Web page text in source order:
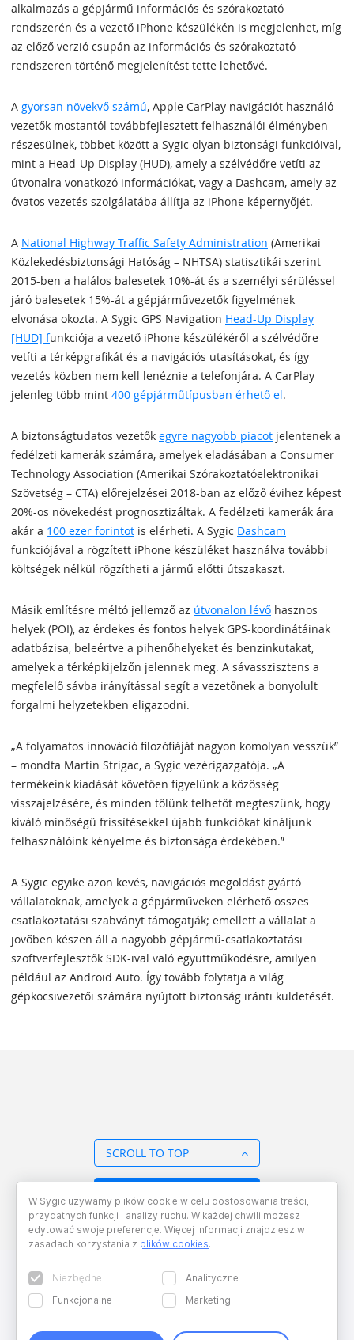
alkalmazás a gépjármű információs és szórakoztató
rendszerén és a vezető iPhone készülékén is megjelenhet, míg
az előző verzió csupán az információs és szórakoztató
rendszeren történő megjelenítést tette lehetővé.
A gyorsan növekvő számú, Apple CarPlay navigációt használó
vezetők mostantól továbbfejlesztett felhasználói élményben
részesülnek, többet között a Sygic olyan biztonsági funkcióival,
mint a Head-Up Display (HUD), amely a szélvédőre vetíti az
útvonalra vonatkozó információkat, vagy a Dashcam, amely az
óvatos vezetés szolgálatába állítja az iPhone képernyőjét.
A National Highway Traffic Safety Administration (Amerikai
Közlekedésbiztonsági Hatóság – NHTSA) statisztikái szerint
2015-ben a halálos balesetek 10%-át és a személyi sérüléssel
járó balesetek 15%-át a gépjárművezetők figyelmének
elvonása okozta. A Sygic GPS Navigation Head-Up Display
[HUD] funkciója a vezető iPhone készülékéről a szélvédőre
vetíti a térképgrafikát és a navigációs utasításokat, és így
vezetés közben nem kell lenéznie a telefonjára. A CarPlay
jelenleg több mint 400 gépjárműtípusban érhető el.
A biztonságtudatos vezetők egyre nagyobb piacot jelentenek a
fedélzeti kamerák számára, amelyek eladásában a Consumer
Technology Association (Amerikai Szórakoztatóelektronikai
Szövetség – CTA) előrejelzései 2018-ban az előző évihez képest
20%-os növekedést prognosztizáltak. A fedélzeti kamerák ára
akár a 100 ezer forintot is elérheti. A Sygic Dashcam
funkciójával a rögzített iPhone készüléket használva további
költségek nélkül rögzítheti a jármű előtti útszakaszt.
Másik említésre méltó jellemző az útvonalon lévő hasznos
helyek (POI), az érdekes és fontos helyek GPS-koordinátáinak
adatbázisa, beleértve a pihenőhelyeket és benzinkutakat,
amelyek a térképkijelzőn jelennek meg. A sávasszisztens a
megfelelő sávba irányítással segít a vezetőnek a bonyolult
forgalmi helyzetekben eligazodni.
„A folyamatos innováció filozófiáját nagyon komolyan vesszük”
– mondta Martin Strigac, a Sygic vezérigazgatója. „A
termékeink kiadását követően figyelünk a közösség
visszajelzésére, és minden tőlünk telhetőt megteszünk, hogy
kiváló minőségű frissítésekkel újabb funkciókat kínáljunk
felhasználóink kényelme és biztonsága érdekében.”
A Sygic egyike azon kevés, navigációs megoldást gyártó
vállalatoknak, amelyek a gépjárműveken elérhető összes
csatlakoztatási szabványt támogatják; emellett a vállalat a
jövőben készen áll a nagyobb gépjármű-csatlakoztatási
szoftverfejlesztők SDK-ival való együttműködésre, amilyen
például az Android Auto. Így tovább folytatja a világ
gépkocsivezetői számára nyújtott biztonság iránti küldetését.
SCROLL TO TOP
W Sygic używamy plików cookie w celu dostosowania treści,
przydatnych funkcji i analizy ruchu. W każdej chwili możesz
edytować swoje preferencje. Więcej informacji znajdziesz w
zasadach korzystania z plików cookies.
Niezbędne
Analityczne
Funkcjonalne
Marketing